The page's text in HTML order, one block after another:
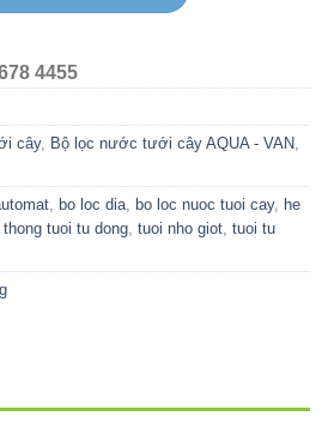
4455
cây, Bộ lọc nước tưới cây AQUA - VAN
bo loc dia bo loc nuoc tuoi cay, he
thong tuoi tu dong tuoi nho giot tuoi tu